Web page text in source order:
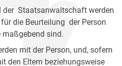
der Staatsanwaltschaft werden
die Beurteilung der Person
maßgebend sind.
mit der Person, und, sofern
den Eltern beziehungsweise